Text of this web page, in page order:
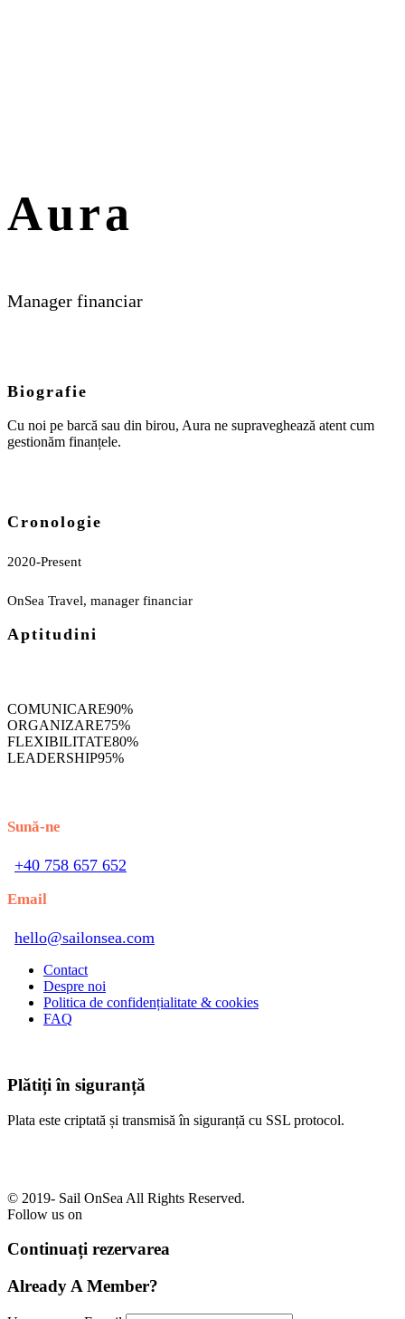
Aura
Manager financiar
Biografie
Cu noi pe barcă sau din birou, Aura ne supraveghează atent cum
gestionăm finanțele.
Cronologie
2020-Present
OnSea Travel, manager financiar
Aptitudini
COMUNICARE90%
ORGANIZARE75%
FLEXIBILITATE80%
LEADERSHIP95%
Sună-ne
+40 758 657 652
Email
hello@sailonsea.com
Contact
Despre noi
Politica de confidențialitate & cookies
FAQ
Plătiți în siguranță
Plata este criptată și transmisă în siguranță cu SSL protocol.
© 2019- Sail OnSea All Rights Reserved.
Follow us on
Continuați rezervarea
Already A Member?